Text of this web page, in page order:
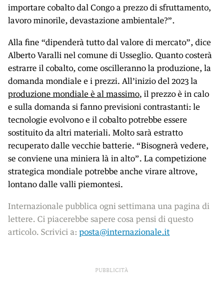
importare cobalto dal Congo a prezzo di sfruttamento,
lavoro minorile, devastazione ambientale?”.
Alla fine “dipenderà tutto dal valore di mercato”, dice
Alberto Varalli nel comune di Usseglio. Quanto costerà
estrarre il cobalto, come oscilleranno la produzione, la
domanda mondiale e i prezzi. All’inizio del 2023 la
produzione mondiale è al massimo, il prezzo è in calo
e sulla domanda si fanno previsioni contrastanti: le
tecnologie evolvono e il cobalto potrebbe essere
sostituito da altri materiali. Molto sarà estratto
recuperato dalle vecchie batterie. “Bisognerà vedere,
se conviene una miniera là in alto”. La competizione
strategica mondiale potrebbe anche virare altrove,
lontano dalle valli piemontesi.
Internazionale pubblica ogni settimana una pagina di
lettere. Ci piacerebbe sapere cosa pensi di questo
articolo. Scrivici a: posta@internazionale.it
PUBBLICITÀ